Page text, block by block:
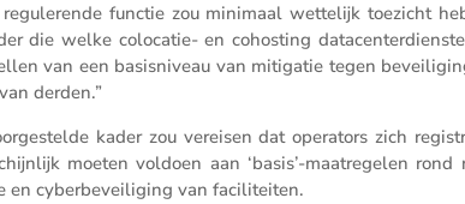
regule­rende functie zou minimaal wette­lijk toezicht
die welke colocatie- en cohos­ting
van een basis­ni­veau van mitigatie tegen
derden.”
kader zou vereisen dat opera­tors zich
moeten voldoen aan ‘basis’-maatregelen
en cyber­be­vei­li­ging van faciliteiten.